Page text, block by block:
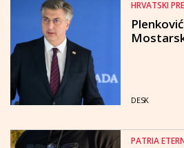
HRVATSKI
DESK
PATRIA